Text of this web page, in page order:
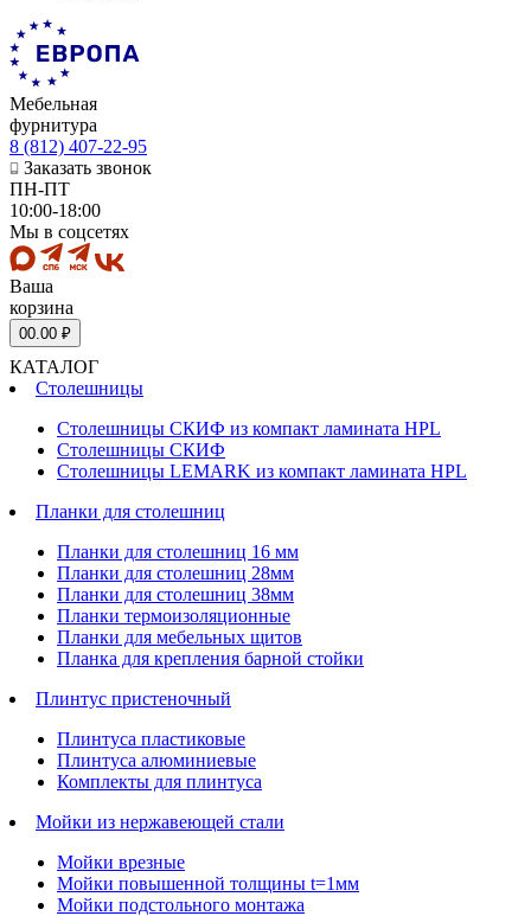
Мебельная
фурнитура
8 (812) 407-22-95
Заказать звонок
ПН-ПТ
10:00-18:00
Мы в соцсетях
Ваша
корзина
00.00 ₽
КАТАЛОГ
Столешницы
Столешницы СКИФ из компакт ламината HPL
Столешницы СКИФ
Столешницы LEMARK из компакт ламината HPL
Планки для столешниц
Планки для столешниц 16 мм
Планки для столешниц 28мм
Планки для столешниц 38мм
Планки термоизоляционные
Планки для мебельных щитов
Планка для крепления барной стойки
Плинтус пристеночный
Плинтуса пластиковые
Плинтуса алюминиевые
Комплекты для плинтуса
Мойки из нержавеющей стали
Мойки врезные
Мойки повышенной толщины t=1мм
Мойки подстольного монтажа